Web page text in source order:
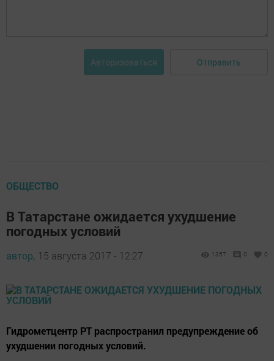
Авторизоваться Отправить
ОБЩЕСТВО
В Татарстане ожидается ухудшение
погодных условий
автор, 15 августа 2017 - 12:27 1357 0 0
Гидрометцентр РТ распространил предупреждение об
ухудшении погодных условий.